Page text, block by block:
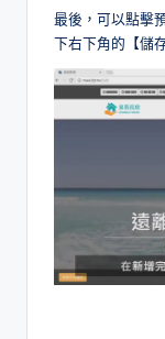
最後，可以點擊
下右下角的【儲